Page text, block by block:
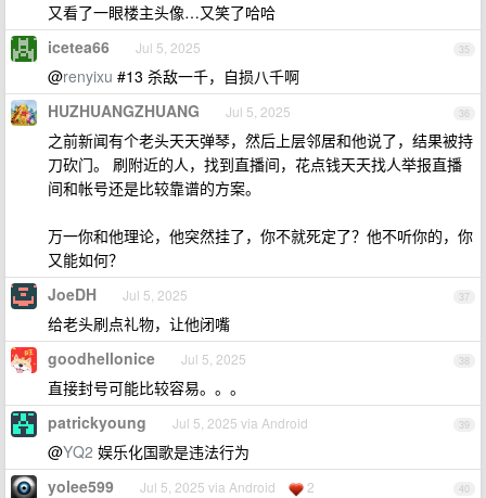
又看了一眼楼主头像…又笑了哈哈
35
icetea66 Jul 5, 2025
@renyixu #13 杀敌一千，自损八千啊
36
HUZHUANGZHUANG Jul 5, 2025
之前新闻有个老头天天弹琴，然后上层邻居和他说了，结果被持
刀砍门。 刷附近的人，找到直播间，花点钱天天找人举报直播
间和帐号还是比较靠谱的方案。
万一你和他理论，他突然挂了，你不就死定了？他不听你的，你
又能如何？
37
JoeDH Jul 5, 2025
给老头刷点礼物，让他闭嘴
38
goodhellonice Jul 5, 2025
直接封号可能比较容易。。。
39
patrickyoung Jul 5, 2025 via Android
@YQ2 娱乐化国歌是违法行为
40
yolee599 Jul 5, 2025 via Android 2